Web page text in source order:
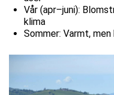
Vår (apr–juni):
klima
Sommer: Varmt,